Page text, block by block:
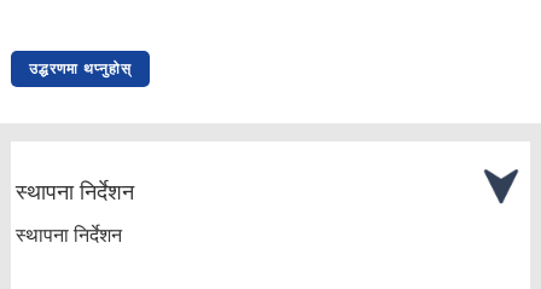
उद्धरणमा थप्नुहोस्
स्थापना निर्देशन
स्थापना निर्देशन